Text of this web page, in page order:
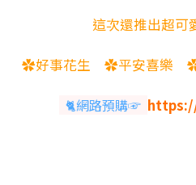
這次還推出超可
✿好事花生 ✿平安喜樂
🐈網路預購☞